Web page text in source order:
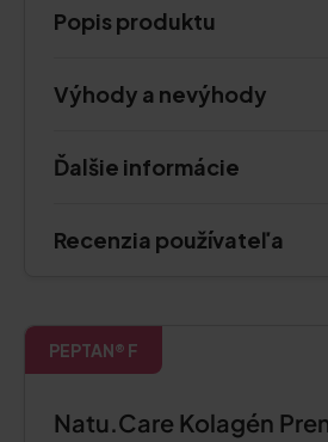
Popis produktu
Výhody a nevýhody
Ďalšie informácie
Recenzia používateľa
PEPTAN® F
Natu.Care Kolagén